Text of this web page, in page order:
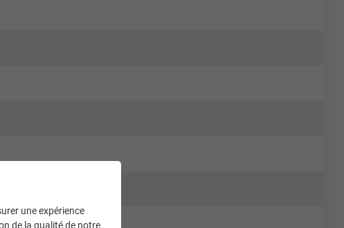
une expérience
de la qualité de notre